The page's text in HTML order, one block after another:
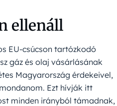
ellenáll
EU-csúcson tartózkodó
gáz és olaj vásárlásának
Magyarország érdekeivel,
Ezt hívják itt
minden irányból támadnak,